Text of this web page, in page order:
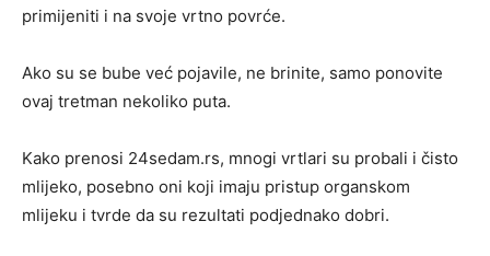
primijeniti i na svoje vrtno povrće.
Ako su se bube već pojavile, ne brinite, samo ponovite
ovaj tretman nekoliko puta.
Kako prenosi 24sedam.rs, mnogi vrtlari su probali i čisto
mlijeko, posebno oni koji imaju pristup organskom
mlijeku i tvrde da su rezultati podjednako dobri.